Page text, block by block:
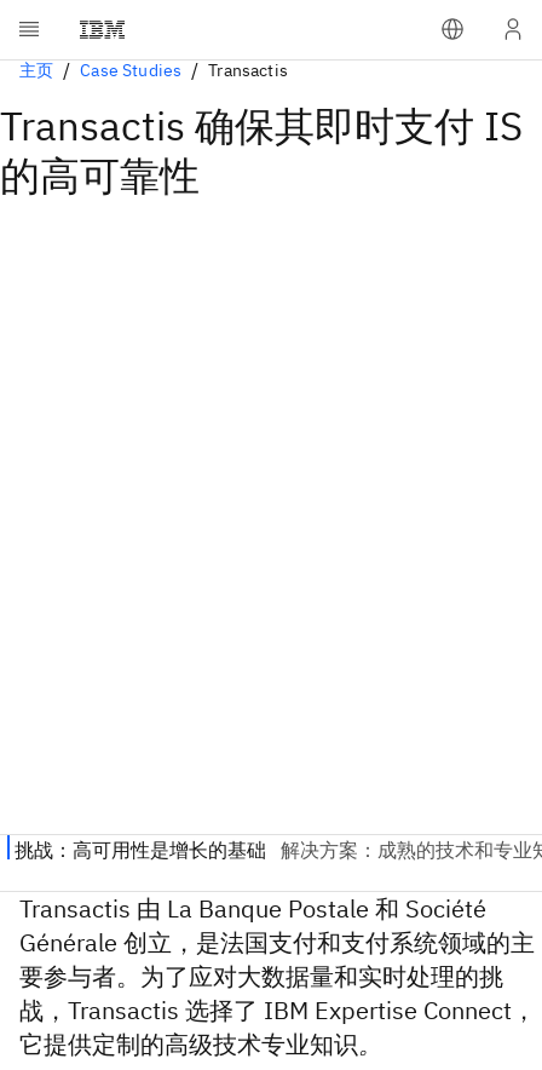
主页 Case Studies Transactis
Transactis 确保其即时支付 IS
的高可靠性
Transactis 由 La Banque Postale 和 Société
Générale 创立，是法国支付和支付系统领域的主
要参与者。为了应对大数据量和实时处理的挑
战，Transactis 选择了 IBM Expertise Connect，
它提供定制的高级技术专业知识。